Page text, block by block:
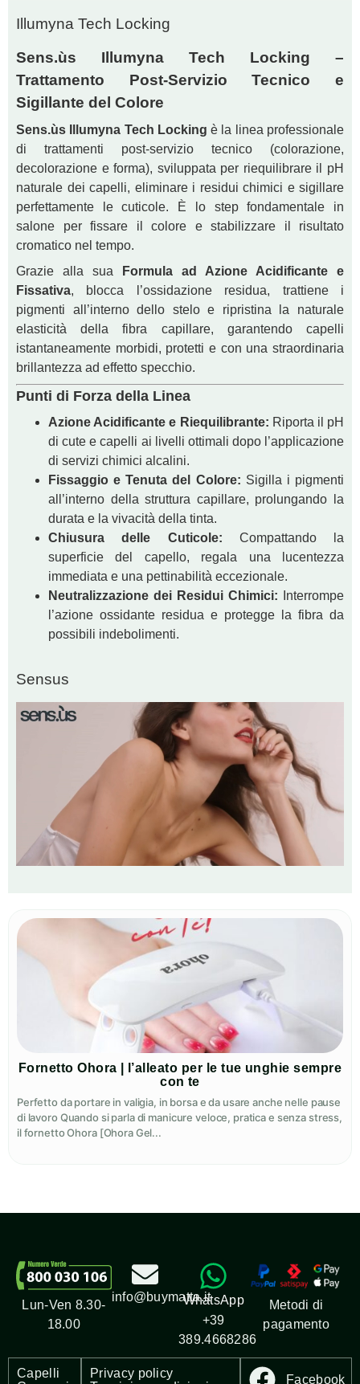
Illumyna Tech Locking
Sens.ùs Illumyna Tech Locking –
Trattamento Post-Servizio Tecnico e
Sigillante del Colore
Sens.ùs Illumyna Tech Locking è la linea professionale
di trattamenti post-servizio tecnico (colorazione,
decolorazione e forma), sviluppata per riequilibrare il pH
naturale dei capelli, eliminare i residui chimici e sigillare
perfettamente le cuticole. È lo step fondamentale in
salone per fissare il colore e stabilizzare il risultato
cromatico nel tempo.
Grazie alla sua
Formula ad Azione Acidificante e
Fissativa, blocca l’ossidazione residua, trattiene i
pigmenti all’interno dello stelo e ripristina la naturale
elasticità della fibra capillare, garantendo capelli
istantaneamente morbidi, protetti e con una straordinaria
brillantezza ad effetto specchio.
Punti di Forza della Linea
Azione Acidificante e Riequilibrante: Riporta il pH
di cute e capelli ai livelli ottimali dopo l’applicazione
di servizi chimici alcalini.
Fissaggio e Tenuta del Colore: Sigilla i pigmenti
all’interno della struttura capillare, prolungando la
durata e la vivacità della tinta.
Chiusura delle Cuticole: Compattando la
superficie del capello, regala una lucentezza
immediata e una pettinabilità eccezionale.
Neutralizzazione dei Residui Chimici: Interrompe
l’azione ossidante residua e protegge la fibra da
possibili indebolimenti.
Sensus
Fornetto Ohora | l’alleato per le tue unghie sempre
con te
Perfetto da portare in valigia, in borsa e da usare anche nelle pause
di lavoro Quando si parla di manicure veloce, pratica e senza stress,
il fornetto Ohora [Ohora Gel...
Lun-Ven 8.30-
18.00
info@buymatta.itWhatsApp
+39
389.4668286
Metodi di
pagamento
Capelli
Privacy policy
Facebook